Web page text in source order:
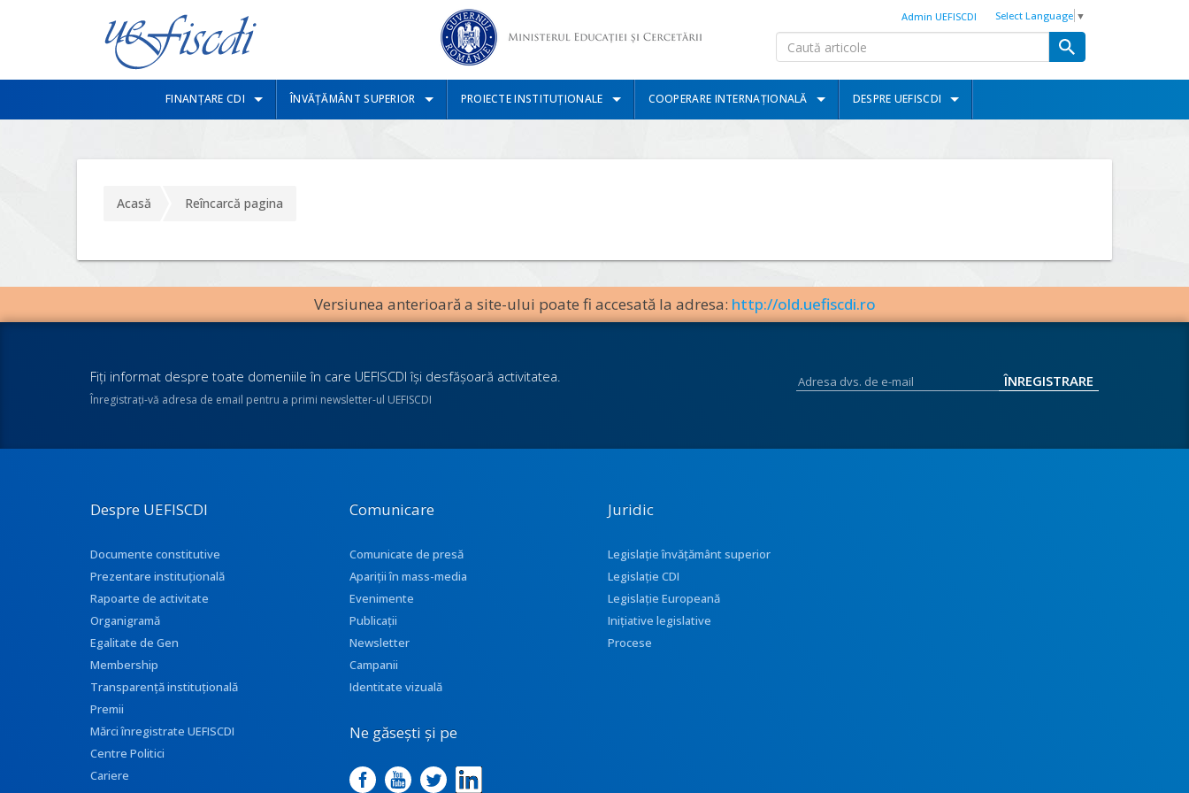
Select Language ▼
Admin UEFISCDI
FINANȚARE CDI ÎNVĂȚĂMÂNT SUPERIOR PROIECTE INSTITUȚIONALE COOPERARE INTERNAȚIONALĂ DESPRE UEFISCDI
Acasă Reîncarcă pagina
Versiunea anterioară a site-ului poate fi accesată la adresa: http://old.uefiscdi.ro
Fiţi informat despre toate domeniile în care UEFISCDI îşi desfăşoară activitatea.
Înregistraţi-vă adresa de email pentru a primi newsletter-ul UEFISCDI
Despre UEFISCDI
Documente constitutive
Prezentare instituţională
Rapoarte de activitate
Organigramă
Egalitate de Gen
Membership
Transparenţă instituţională
Premii
Mărci înregistrate UEFISCDI
Centre Politici
Cariere
Comunicare
Comunicate de presă
Apariţii în mass-media
Evenimente
Publicații
Newsletter
Campanii
Identitate vizuală
Ne găsești și pe
Juridic
Legislație învățământ superior
Legislație CDI
Legislație Europeană
Inițiative legislative
Procese